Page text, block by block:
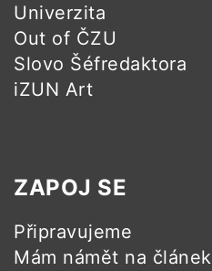
Univerzita
Out of ČZU
Slovo Šéfredaktora
iZUN Art
ZAPOJ SE
Připravujeme
Mám námět na článek